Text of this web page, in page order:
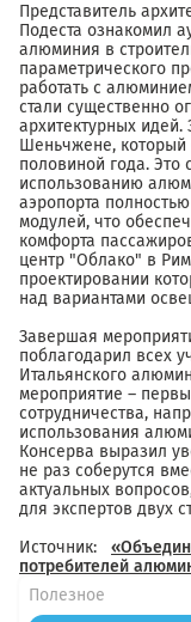
Представитель
Подеста ознакомил
алюминия в
параметрического
работать с
стали существенно
архитектурных
Шеньчжене, который
половиной года. Это
использованию
аэропорта
модулей, что
комфорта
центр "Облако" в
проектировании
над вариантами
Завершая
поблагодарил всех
Итальянского
мероприятие –
сотрудничества,
использования
Консерва выразил
не раз соберутся
актуальных
для экспертов двух
Источник:
потребителей
Полезное